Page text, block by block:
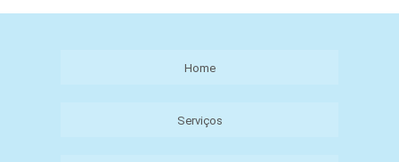
Home
Serviços